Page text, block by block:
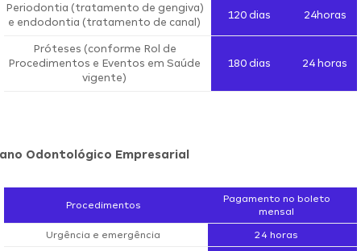
Periodontia (tratamento de gengiva)
e endodontia (tratamento de canal)
120 dias 24horas
Próteses (conforme Rol de
Procedimentos e Eventos em Saúde
vigente)
180 dias 24 horas
Odontológico Empresarial
Procedimentos
Pagamento no boleto
mensal
Urgência e emergência 24 horas